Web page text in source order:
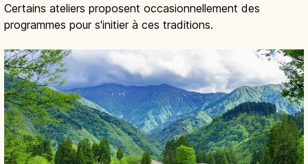
Certains ateliers proposent occasionnellement des
programmes pour s'initier à ces traditions.